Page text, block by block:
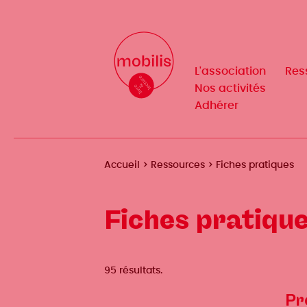
Navigation
principale
L'association
Nos activités
Adhérer
Navigation
principale
L'association
Nos activités
Adhérer
Fil
Accueil Ressources Fiches pratiques
Fiches
95 résultats.